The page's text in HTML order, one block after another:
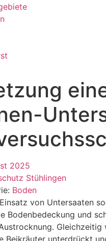
2025
Stühlingen
Boden
von Untersaaten
Bodenbedeckung und
Gleichzeitig
Beikräuter unterdrückt